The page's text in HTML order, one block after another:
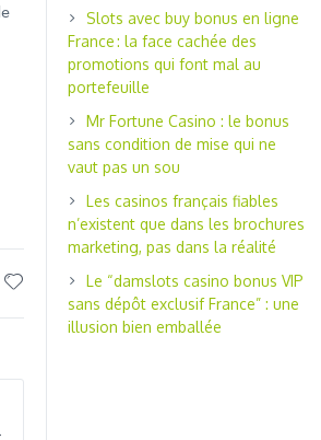
Slots avec buy bonus en ligne
France : la face cachée des
promotions qui font mal au
portefeuille
Mr Fortune Casino : le bonus
sans condition de mise qui ne
vaut pas un sou
Les casinos français fiables
n’existent que dans les brochures
marketing, pas dans la réalité
Le “damslots casino bonus VIP
sans dépôt exclusif France” : une
illusion bien emballée